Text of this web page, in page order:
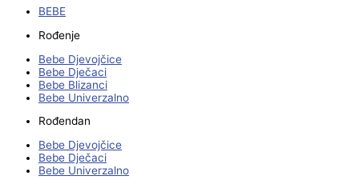
BEBE
Rođenje
Bebe Djevojčice
Bebe Dječaci
Bebe Blizanci
Bebe Univerzalno
Rođendan
Bebe Djevojčice
Bebe Dječaci
Bebe Univerzalno